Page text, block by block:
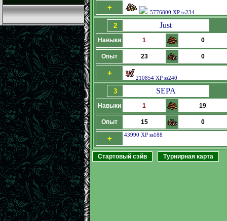
+
5776800 XP ss234
2 Just
Навыки 1 0
Опыт 23 0
+
210854 XP ss240
3 SEPA
Навыки 1 19
Опыт 15 0
+ 43990 XP ss188
Стартовый сэйв Турнирная карта